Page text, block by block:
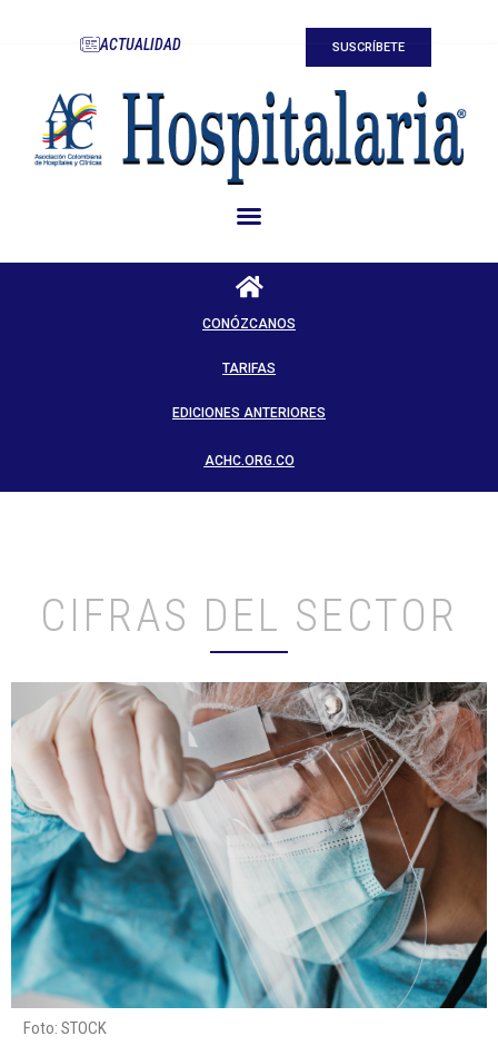
ACTUALIDAD SUSCRÍBETE
CONÓZCANOS
TARIFAS
EDICIONES ANTERIORES
ACHC.ORG.CO
CIFRAS DEL SECTOR
Foto: STOCK